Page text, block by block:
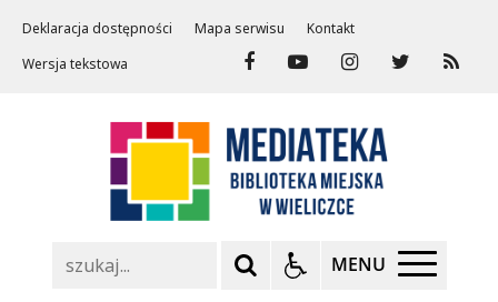
Deklaracja dostępności Mapa serwisu
Kontakt
Wersja tekstowa
MENU